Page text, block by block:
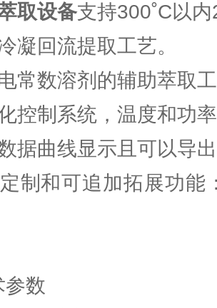
取设备支持300˚C以
凝回流提取工艺。
常数溶剂的辅助萃取
控制系统，温度和功
据曲线显示且可以导
制和可追加拓展功
参数